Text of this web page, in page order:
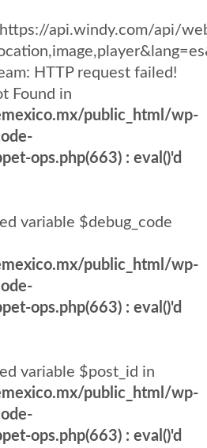
api.windy.com/api/
HTTP request failed!
Found in
public_html/wp-
ops.php(663) : eval()'d
variable $debug_code
public_html/wp-
ops.php(663) : eval()'d
variable $post_id in
public_html/wp-
ops.php(663) : eval()'d